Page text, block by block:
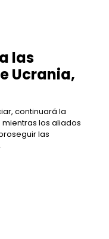
las
Ucrania,
continuará la
los aliados
las